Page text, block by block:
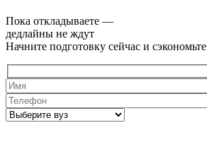
Пока откладываете —
дедлайны не ждут
Начните подготовку сейчас и сэкономьте